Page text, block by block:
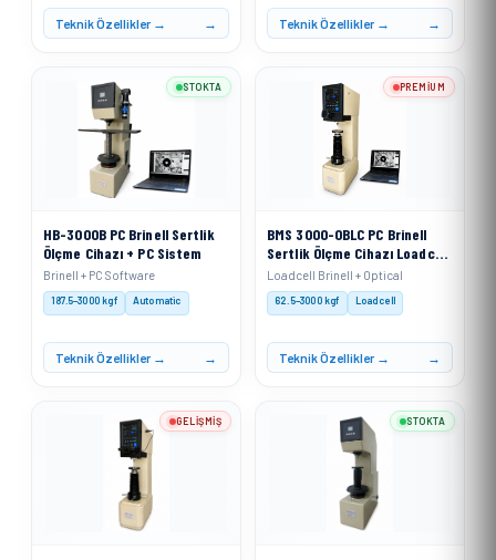
Teknik Özellikler → Teknik Özellikler →
HB-3000B PC Brinell Sertlik
Ölçme Cihazı + PC Sistem
Brinell + PC Software
187.5–3000 kgf Automatic
Teknik Özellikler →
STOKTA
BMS 3000-OBLC PC Brinell
Sertlik Ölçme Cihazı Loadcell
Sistemli + PC
Loadcell Brinell + Optical
62.5–3000 kgf Loadcell
Teknik Özellikler →
PREMIUM
GELIŞMIŞ STOKTA